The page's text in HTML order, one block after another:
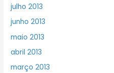
julho 2013
junho 2013
maio 2013
abril 2013
março 2013